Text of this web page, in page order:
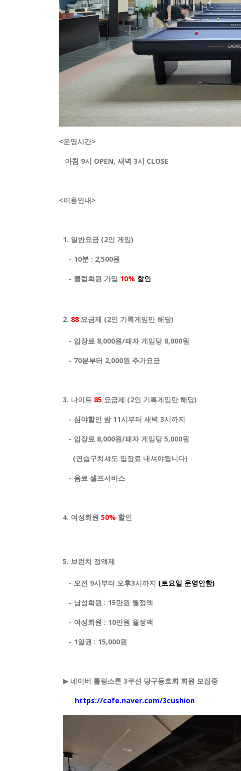
<운영시간>
아침 9시 OPEN, 새벽 3시 CLOSE
<이용안내>
1. 일반요금 (2인 게임)
- 10분 : 2,500원
- 클럽회원 가입 10% 할인
2. 88 요금제 (2인 기록게임만 해당)
- 입장료 8,000원/패자 게임당 8,000원
- 70분부터 2,000원 추가요금
3. 나이트 85 요금제 (2인 기록게임만 해당)
- 심야할인 밤11시부터 새벽 3시까지
- 입장료 8,000원/패자 게임당 5,000원
(연습구치셔도 입장료 내셔야됩니다)
- 음료 셀프서비스
4. 여성회원 50% 할인
5. 브런치 정액제
- 오전 9시부터 오후3시까지 (토요일 운영안함)
- 남성회원 : 15만원 월정액
- 여성회원 : 10만원 월정액
- 1일권 : 15,000원
▶ 네이버 롤링스톤 3쿠션 당구동호회 회원 모집중
https://cafe.naver.com/3cushion